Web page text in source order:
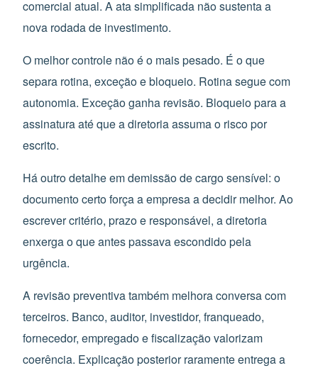
comercial atual. A ata simplificada não sustenta a
nova rodada de investimento.
O melhor controle não é o mais pesado. É o que
separa rotina, exceção e bloqueio. Rotina segue com
autonomia. Exceção ganha revisão. Bloqueio para a
assinatura até que a diretoria assuma o risco por
escrito.
Há outro detalhe em demissão de cargo sensível: o
documento certo força a empresa a decidir melhor. Ao
escrever critério, prazo e responsável, a diretoria
enxerga o que antes passava escondido pela
urgência.
A revisão preventiva também melhora conversa com
terceiros. Banco, auditor, investidor, franqueado,
fornecedor, empregado e fiscalização valorizam
coerência. Explicação posterior raramente entrega a